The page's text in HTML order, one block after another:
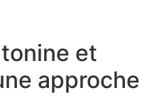
et
approche